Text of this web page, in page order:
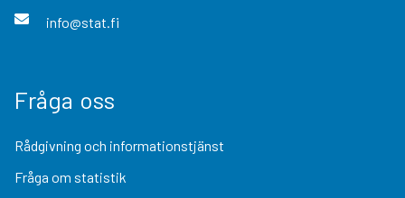
info@stat.fi
Fråga oss
Rådgivning och informationstjänst
Fråga om statistik